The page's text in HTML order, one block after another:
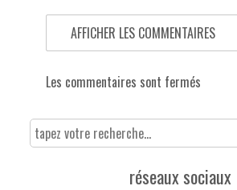
AFFICHER LES COMMENTAIRES
Les commentaires sont fermés
réseaux sociaux